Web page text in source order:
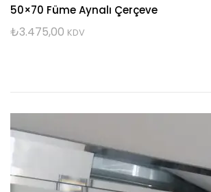
50×70 Füme Aynalı Çerçeve
₺3.475,00 KDV